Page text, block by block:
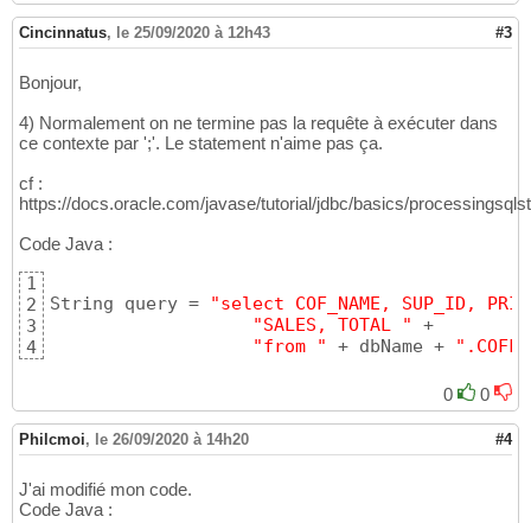
Cincinnatus, le 25/09/2020 à 12h43 #3
Bonjour,
4) Normalement on ne termine pas la requête à exécuter dans
ce contexte par ';'. Le statement n'aime pas ça.
cf :
https://docs.oracle.com/javase/tutorial/jdbc/basics/
Code Java :
1
2
3
4
String query =
"select COF_NAME, SUP_ID,
"SALES, TOTAL "
+
"from "
+ dbName +
0 0
Philcmoi, le 26/09/2020 à 14h20 #4
J'ai modifié mon code.
Code Java :